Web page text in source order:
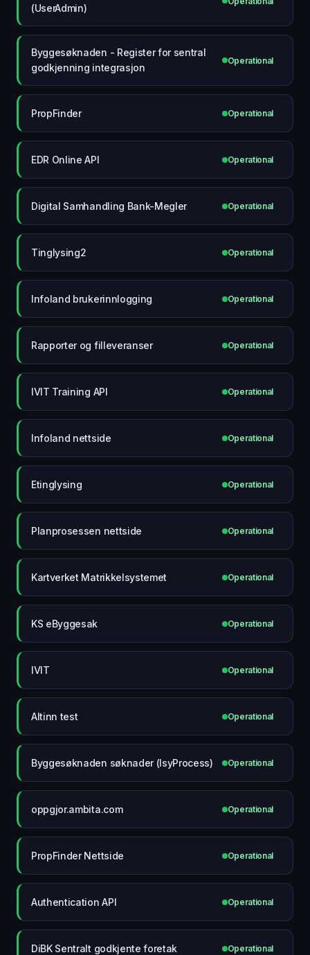
(UserAdmin)
Byggesøknaden - Register for sentral
godkjenning integrasjon
Operational
PropFinder Operational
EDR Online API Operational
Digital Samhandling Bank-Megler Operational
Tinglysing2 Operational
Infoland brukerinnlogging Operational
Rapporter og filleveranser Operational
IVIT Training API Operational
Infoland nettside Operational
Etinglysing Operational
Planprosessen nettside Operational
Kartverket Matrikkelsystemet Operational
KS eByggesak Operational
IVIT Operational
Altinn test Operational
Byggesøknaden søknader (IsyProcess) Operational
oppgjor.ambita.com Operational
PropFinder Nettside Operational
Authentication API Operational
DiBK Sentralt godkjente foretak Operational